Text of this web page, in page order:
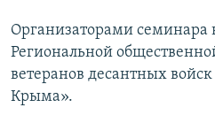
ELIFBE
УКРАИНСКАЯ ПРОБЛЕМА КРЫМА
Все сайты RFE/RL
Организаторами семинара
Региональной
ветеранов десантных
Крыма».